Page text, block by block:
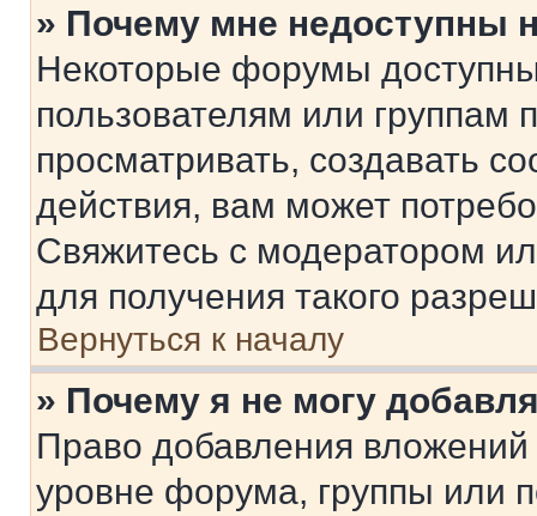
» Почему мне недоступны
Некоторые форумы
пользователям или группам
просматривать, создавать
действия, вам может
Свяжитесь с модератором
для получения такого
Вернуться к началу
» Почему я не могу
Право добавления
уровне форума, группы или